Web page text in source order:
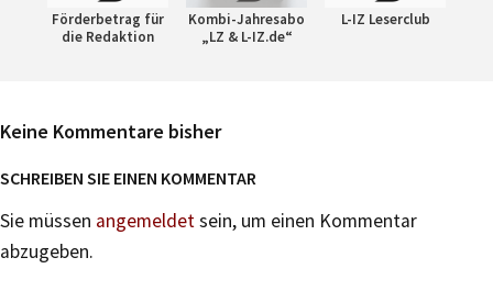
Förderbetrag für
die Redaktion
Kombi-Jahresabo
„LZ & L-IZ.de“
L-IZ Leserclub
Keine Kommentare bisher
SCHREIBEN SIE EINEN KOMMENTAR
Sie müssen angemeldetsein, um einen Kommentar
abzugeben.